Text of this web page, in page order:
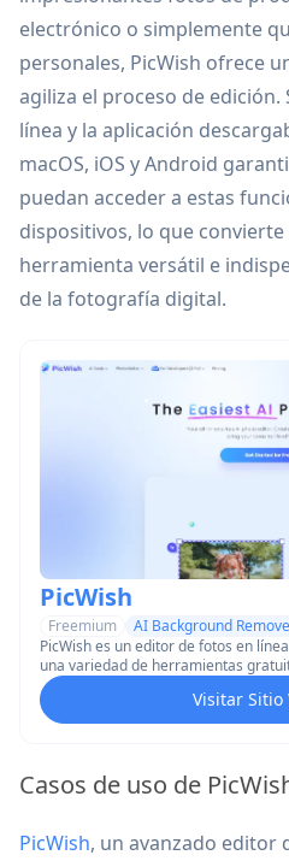
electrónico o simplemente
personales, PicWish ofrece
agiliza el proceso de
línea y la aplicación
macOS, iOS y Android
puedan acceder a estas
dispositivos, lo que convierte
herramienta versátil e
de la fotografía digital.
PicWish
Freemium AI Background
PicWish es un editor de fotos en
una variedad de herramientas
fondos, mejora de imágenes y
Visitar Sitio
Casos de uso de
PicWish, un avanzado editor